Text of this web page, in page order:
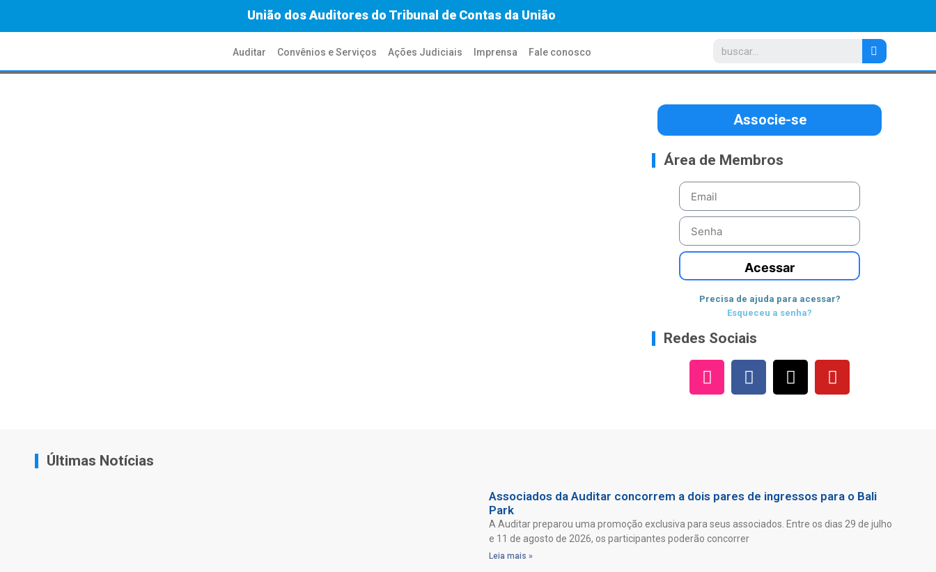
União dos Auditores do Tribunal de Contas da União
Auditar Convênios e Serviços Ações Judiciais Imprensa Fale conosco
Associe-se
Área de Membros
Acessar
Precisa de ajuda para acessar?
Esqueceu a senha?
Redes Sociais
Últimas Notícias
Associados da Auditar concorrem a dois pares de ingressos para o Bali
Park
A Auditar preparou uma promoção exclusiva para seus associados. Entre os dias 29 de julho
e 11 de agosto de 2026, os participantes poderão concorrer
Leia mais »